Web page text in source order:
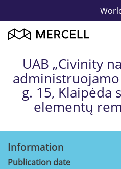
UAB „Civinity
administruojamo
g. 15, Klaipėda
elementų
Information
Publication date